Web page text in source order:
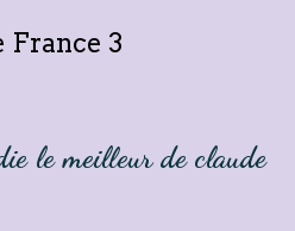
France 3
le meilleur de claude